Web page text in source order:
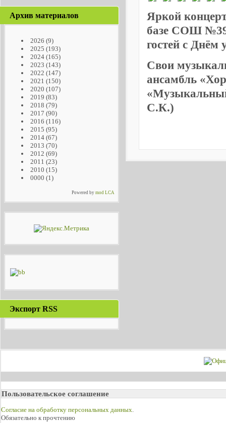
Архив материалов
2026 (9)
2025 (193)
2024(165)
2023 (143)
2022 (147)
2021 (150)
2020 (107)
2019 (83)
2018 (79)
2017 (90)
2016 (116)
2015 (95)
2014(67)
2013 (70)
2012 (69)
2011 (23)
2010 (15)
0000 (1)
Powered bymod LCA
Экспорт RSS
Яркой
базе СОШ №39
гостей с
Свои
ансамбль
С.К.)
Пользовательское соглашение
Согласие на обработку персональных данных.
Обязательно к прочтению